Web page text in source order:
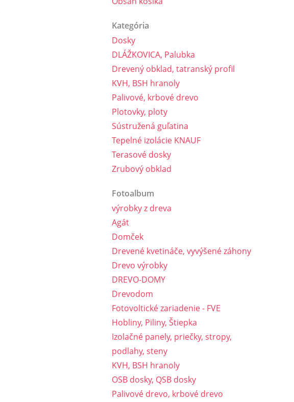
x 3 m
Kategória
Dosky
DLÁŽKOVICA, Palubka
Drevený obklad, tatranský profil
KVH, BSH hranoly
Palivové, krbové drevo
Plotovky, ploty
Sústružená guľatina
Tepelné izolácie KNAUF
Terasové dosky
Zrubový obklad
Fotoalbum
výrobky z dreva
Agát
Domček
Drevené kvetináče, vyvýšené záhony
Drevo výrobky
DREVO-DOMY
Drevodom
Fotovoltické zariadenie - FVE
Hobliny, Piliny, Štiepka
Izolačné panely, priečky, stropy,
podlahy, steny
KVH, BSH hranoly
OSB dosky, QSB dosky
Palivové drevo, krbové drevo